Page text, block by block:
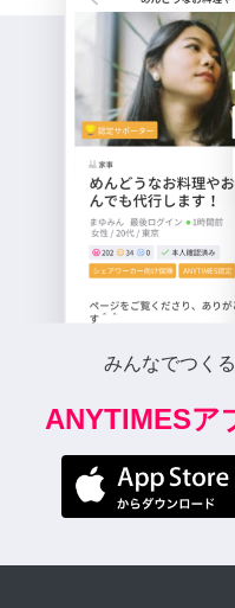
みんなでつく
ANYTIMESア